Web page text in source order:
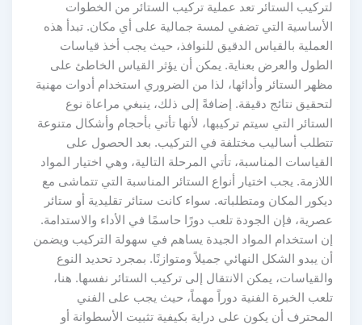
لتركيب الستائر تعد عملية تركيب الستائر من الخطوات
الأساسية التي تضفي لمسة جمالية على أي مكان. تبدأ هذه
العملية بالقياس الدقيق للنوافذ، حيث يجب أخذ قياسات
الطول والعرض بعناية. يمكن أن يؤثر القياس الخاطئ على
مظهر الستائر وأدائها، لذا من الضروري استخدام أدوات مهنية
لتحقيق نتائج دقيقة. إضافةً إلى ذلك، ينبغي مراعاة نوع
الستائر التي سيتم تركيبها، لأنها تأتي بأحجام وأشكال متنوعة
تتطلب أساليب مختلفة في التركيب. بعد الحصول على
القياسات المناسبة، تأتي المرحلة التالية، وهي اختيار المواد
اللازمة. يجب اختيار أنواع الستائر المناسبة التي تتماشى مع
ديكور المكان ومتطلباته. سواء كانت ستائر تقليدية أو ستائر
عصرية، فإن الجودة تلعب دورًا حاسمًا في الأداء والاستدامة.
إن استخدام المواد الجيدة يساهم في سهولة التركيب ويضمن
أن يبدو الشكل النهائي جميلاً ومتوازنًا. بمجرد تحديد النوع
والقياسات، يمكن الانتقال إلى تركيب الستائر نفسها. هنا،
تلعب الخبرة الفنية دوراً مهماً، حيث يجب على الفني
المحترف أن يكون على دراية بكيفية تثبيت الأسطوانة أو